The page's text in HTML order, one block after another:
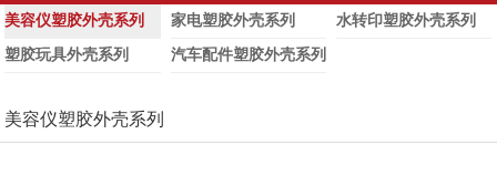
美容仪塑胶外壳系列 家电塑胶外壳系列 水转印塑胶外壳系列
塑胶玩具外壳系列 汽车配件塑胶外壳系列
美容仪塑胶外壳系列